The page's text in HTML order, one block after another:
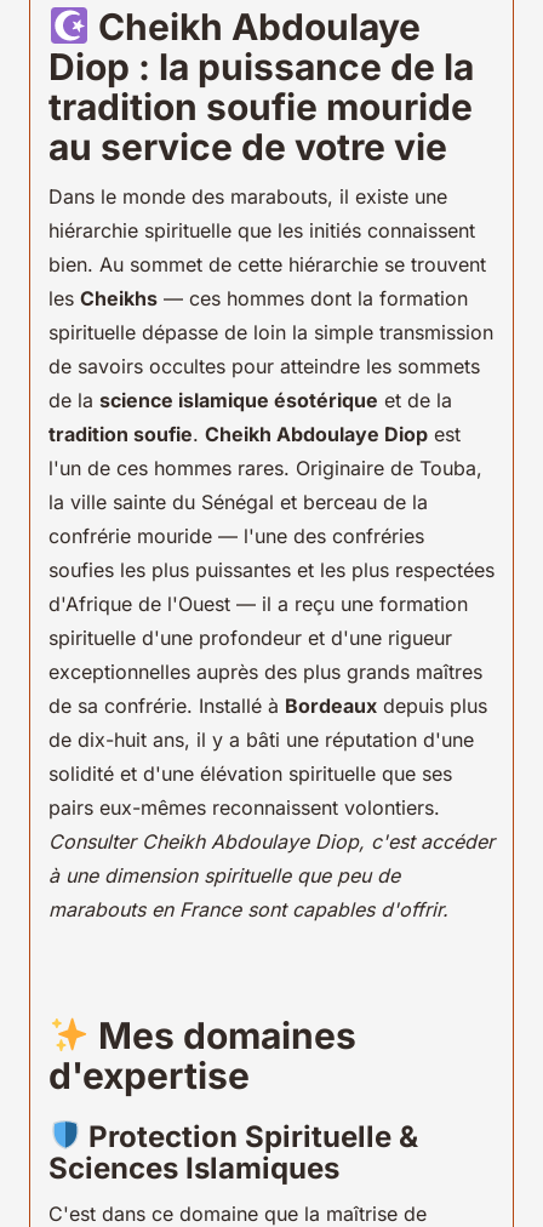
Cheikh Abdoulaye
Diop : la puissance de la
tradition soufie mouride
au service de votre vie
Dans le monde des marabouts, il existe une
hiérarchie spirituelle que les initiés connaissent
bien. Au sommet de cette hiérarchie se trouvent
les Cheikhs — ces hommes dont la formation
spirituelle dépasse de loin la simple transmission
de savoirs occultes pour atteindre les sommets
de la science islamique ésotérique et de la
tradition soufie. Cheikh Abdoulaye Diop est
l'un de ces hommes rares. Originaire de Touba,
la ville sainte du Sénégal et berceau de la
confrérie mouride — l'une des confréries
soufies les plus puissantes et les plus respectées
d'Afrique de l'Ouest — il a reçu une formation
spirituelle d'une profondeur et d'une rigueur
exceptionnelles auprès des plus grands maîtres
de sa confrérie. Installé à Bordeaux depuis plus
de dix-huit ans, il y a bâti une réputation d'une
solidité et d'une élévation spirituelle que ses
pairs eux-mêmes reconnaissent volontiers.
Consulter Cheikh Abdoulaye Diop, c'est accéder
à une dimension spirituelle que peu de
marabouts en France sont capables d'offrir.
Mes domaines
d'expertise
Protection Spirituelle &
Sciences Islamiques
C'est dans ce domaine que la maîtrise de